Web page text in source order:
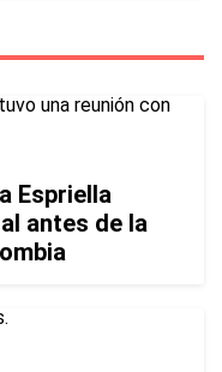
Espriella
antes de la